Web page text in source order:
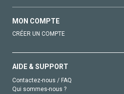
MON COMPTE
CRÉER UN COMPTE
AIDE & SUPPORT
Contactez-nous / FAQ
Qui sommes-nous ?